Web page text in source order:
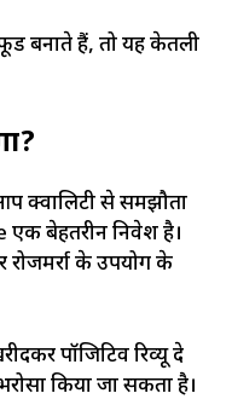
बनाते हैं, तो यह केतली
क्वालिटी से समझौता
एक बेहतरीन निवेश है।
के उपयोग के
पॉजिटिव रिव्यू दे
किया जा सकता है।